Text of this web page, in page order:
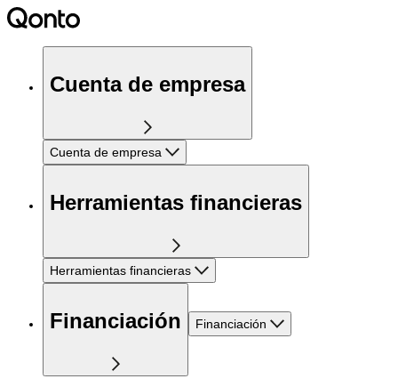
Cuenta de empresa
Cuenta de empresa
Herramientas financieras
Herramientas financieras
Financiación Financiación